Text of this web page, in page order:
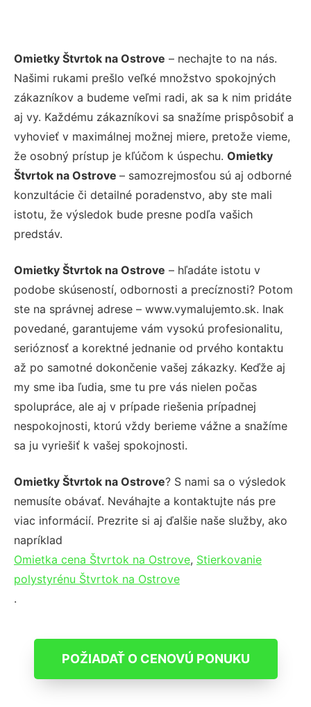
Omietky Štvrtok na Ostrove – nechajte to na nás.
Našimi rukami prešlo veľké množstvo spokojných
zákazníkov a budeme veľmi radi, ak sa k nim pridáte
aj vy. Každému zákazníkovi sa snažíme prispôsobiť a
vyhovieť v maximálnej možnej miere, pretože vieme,
že osobný prístup je kľúčom k úspechu. Omietky
Štvrtok na Ostrove – samozrejmosťou sú aj odborné
konzultácie či detailné poradenstvo, aby ste mali
istotu, že výsledok bude presne podľa vašich
predstáv.
Omietky Štvrtok na Ostrove – hľadáte istotu v
podobe skúseností, odbornosti a precíznosti? Potom
ste na správnej adrese – www.vymalujemto.sk. Inak
povedané, garantujeme vám vysokú profesionalitu,
serióznosť a korektné jednanie od prvého kontaktu
až po samotné dokončenie vašej zákazky. Keďže aj
my sme iba ľudia, sme tu pre vás nielen počas
spolupráce, ale aj v prípade riešenia prípadnej
nespokojnosti, ktorú vždy berieme vážne a snažíme
sa ju vyriešiť k vašej spokojnosti.
Omietky Štvrtok na Ostrove? S nami sa o výsledok
nemusíte obávať. Neváhajte a kontaktujte nás pre
viac informácií. Prezrite si aj ďalšie naše služby, ako
napríklad
Omietka cena Štvrtok na Ostrove, Stierkovanie
polystyrénu Štvrtok na Ostrove
.
POŽIADAŤ O CENOVÚ PONUKU